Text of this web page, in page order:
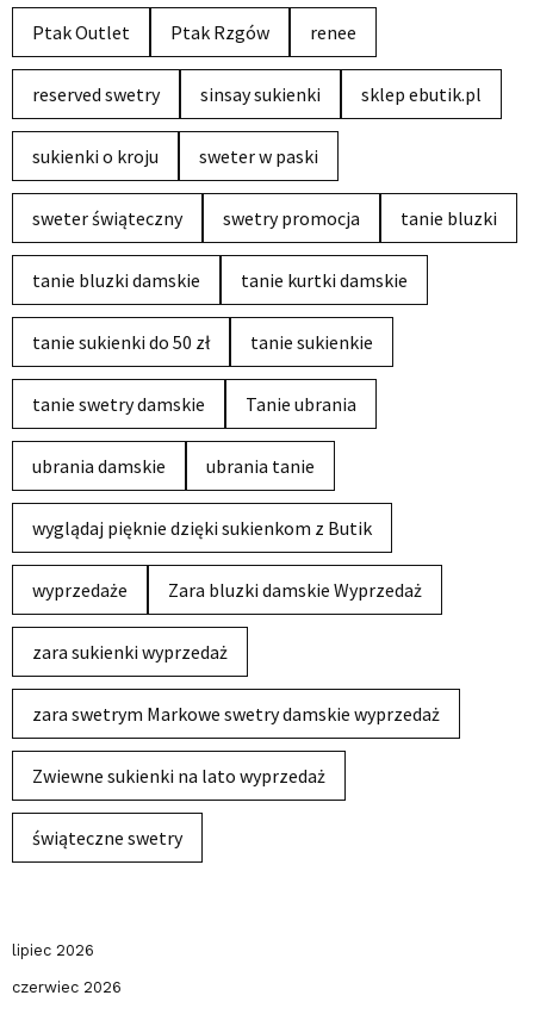
Ptak Outlet Ptak Rzgów renee
reserved swetry sinsay sukienki sklep ebutik.pl
sukienki o kroju sweter w paski
sweter świąteczny swetry promocja tanie bluzki
tanie bluzki damskie tanie kurtki damskie
tanie sukienki do 50 zł tanie sukienkie
tanie swetry damskie Tanie ubrania
ubrania damskie ubrania tanie
wyglądaj pięknie dzięki sukienkom z Butik
wyprzedaże Zara bluzki damskie Wyprzedaż
zara sukienki wyprzedaż
zara swetrym Markowe swetry damskie wyprzedaż
Zwiewne sukienki na lato wyprzedaż
świąteczne swetry
lipiec 2026
czerwiec 2026